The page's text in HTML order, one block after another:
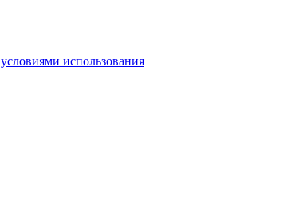
условиями использования